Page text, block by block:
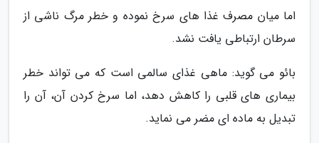
اما میان مصرف غذا های سرخ نموده و خطر مرگ ناشی از
سرطان ارتباطی یافت نشد.
بائو می گوید: ماهی غذای سالمی است که می تواند خطر
بیماری های قلبی را کاهش دهد، اما سرخ کردن آن، آن را
تبدیل به ماده ای مضر می نماید.